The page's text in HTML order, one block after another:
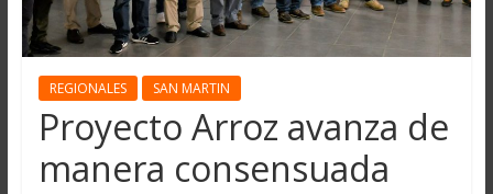
REGIONALES SAN MARTIN
Proyecto Arroz avanza de
manera consensuada